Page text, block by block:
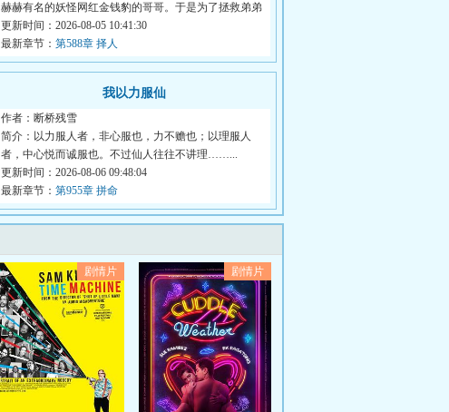
赫赫有名的妖怪网红金钱豹的哥哥。于是为了拯救弟弟
以...
更新时间：2026-08-05 10:41:30
最新章节： 第588章 择人
我以力服仙
作者：断桥残雪
简介：以力服人者，非心服也，力不赡也；以理服人
者，中心悦而诚服也。不过仙人往往不讲理……...
更新时间：2026-08-06 09:48:04
最新章节： 第955章 拼命
剧情片 剧情片